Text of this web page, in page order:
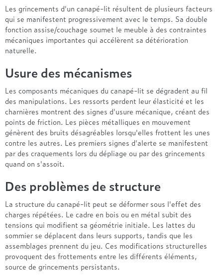
- de 1000€
Entre 1000 et 1500€
+ de 1500€
Nos matelas par marque
André Renault
Beautyrest Luxury
Epeda
Ergotherm
Grand Litier
Hotel & Lodge
Styldecor
Tempur
Treca
+ de 1500€
Nos sommiers par prix
- de 1000€
Entre 1000 et 1500€
+ de 1000€
+ de 500€
+ de 1500€
Les grincements d'un canapé-lit résultent de plusieurs facteurs
qui se manifestent progressivement avec le temps. Sa double
fonction assise/couchage soumet le meuble à des contraintes
mécaniques importantes qui accélèrent sa détérioration
naturelle.
Usure des mécanismes
Les composants mécaniques du canapé-lit se dégradent au fil
des manipulations. Les ressorts perdent leur élasticité et les
charnières montrent des signes d'usure mécanique, créant des
points de friction. Les pièces métalliques en mouvement
génèrent des bruits désagréables lorsqu'elles frottent les unes
contre les autres. Les premiers signes d'alerte se manifestent
par des craquements lors du dépliage ou par des grincements
quand on s'assoit.
Des problèmes de structure
La structure du canapé-lit peut se déformer sous l'effet des
charges répétées. Le cadre en bois ou en métal subit des
tensions qui modifient sa géométrie initiale. Les lattes du
sommier se déplacent dans leurs supports, tandis que les
assemblages prennent du jeu. Ces modifications structurelles
provoquent des frottements entre les différents éléments,
source de grincements persistants.